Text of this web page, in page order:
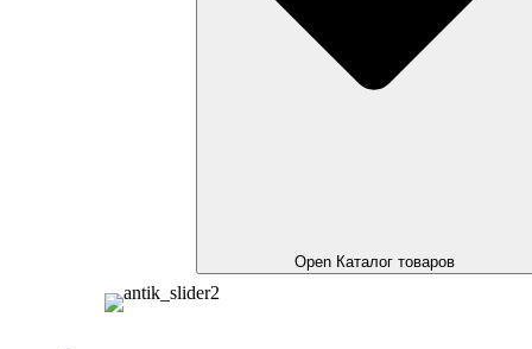
Open Каталог товаров